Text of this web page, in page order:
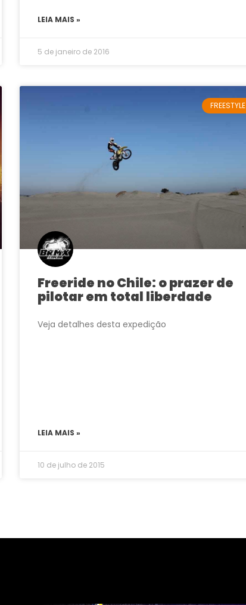
LEIA MAIS »
5 de janeiro de 2016
FREESTYLE
Freeride no Chile: o prazer de
pilotar em total liberdade
Veja detalhes desta expedição
LEIA MAIS »
10 de julho de 2015